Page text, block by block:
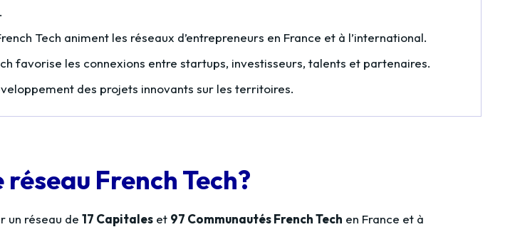
Tech animent les réseaux d’entrepreneurs en France et à l’international.
favorise les connexions entre startups, investisseurs, talents et partenaires.
des projets innovants sur les territoires.
réseau French Tech?
un réseau de 17 Capitales et 97 Communautés French Tech en France et à